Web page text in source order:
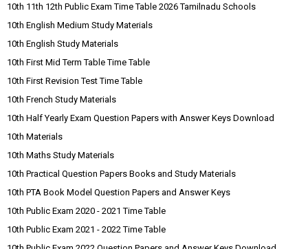
10th 11th 12th Public Exam Time Table 2026 Tamilnadu Schools
10th English Medium Study Materials
10th English Study Materials
10th First Mid Term Table Time Table
10th First Revision Test Time Table
10th French Study Materials
10th Half Yearly Exam Question Papers with Answer Keys Download
10th Materials
10th Maths Study Materials
10th Practical Question Papers Books and Study Materials
10th PTA Book Model Question Papers and Answer Keys
10th Public Exam 2020 - 2021 Time Table
10th Public Exam 2021 - 2022 Time Table